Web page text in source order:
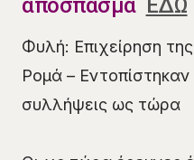
απόσπασμα ΕΔΩ
Φυλή: Επιχείρηση
Ρομά –
συλλήψεις ως τώρα